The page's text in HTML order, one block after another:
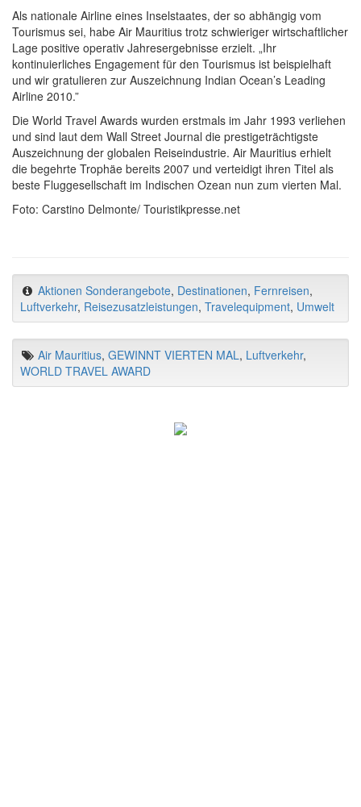
Als nationale Airline eines Inselstaates, der so abhängig vom
Tourismus sei, habe Air Mauritius trotz schwieriger wirtschaftlicher
Lage positive operativ Jahresergebnisse erzielt. „Ihr
kontinuierliches Engagement für den Tourismus ist beispielhaft
und wir gratulieren zur Auszeichnung Indian Ocean’s Leading
Airline 2010.”
Die World Travel Awards wurden erstmals im Jahr 1993 verliehen
und sind laut dem Wall Street Journal die prestigeträchtigste
Auszeichnung der globalen Reiseindustrie. Air Mauritius erhielt
die begehrte Trophäe bereits 2007 und verteidigt ihren Titel als
beste Fluggesellschaft im Indischen Ozean nun zum vierten Mal.
Foto: Carstino Delmonte/ Touristikpresse.net
Aktionen Sonderangebote, Destinationen, Fernreisen,
Luftverkehr, Reisezusatzleistungen, Travelequipment, Umwelt
Air Mauritius, GEWINNT VIERTEN MAL, Luftverkehr,
WORLD TRAVEL AWARD